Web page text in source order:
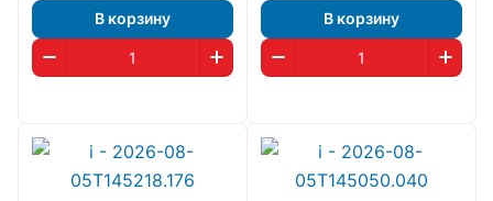
В корзину В корзину